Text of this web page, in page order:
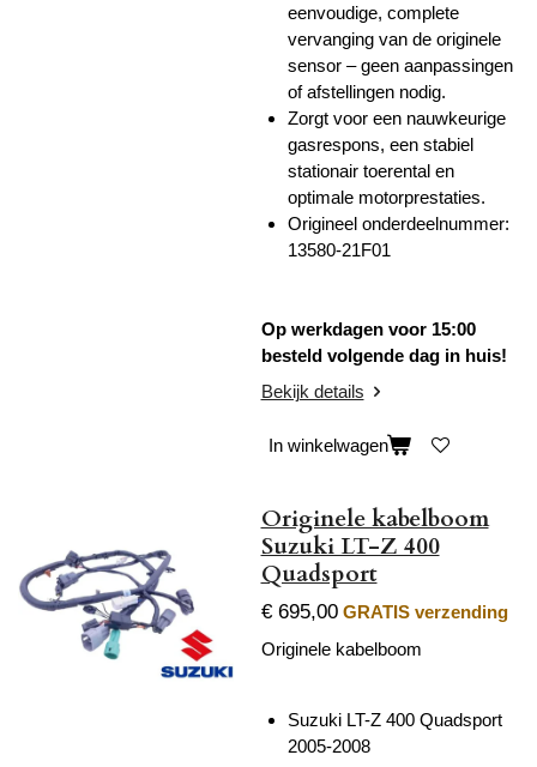
eenvoudige, complete
vervanging van de originele
sensor – geen aanpassingen
of afstellingen nodig.
Zorgt voor een nauwkeurige
gasrespons, een stabiel
stationair toerental en
optimale motorprestaties.
Origineel onderdeelnummer:
13580-21F01
Op werkdagen voor 15:00
besteld volgende dag in huis!
Bekijk details
In winkelwagen
Originele kabelboom
Suzuki LT-Z 400
Quadsport
€ 695,00 GRATIS verzending
Originele kabelboom
Suzuki LT-Z 400 Quadsport
2005-2008